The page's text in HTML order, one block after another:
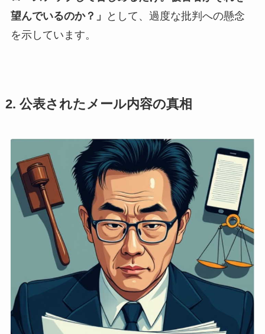
望んでいるのか？」
として、過度な批判への懸念
を示しています。
2. 公表されたメール内容の真相